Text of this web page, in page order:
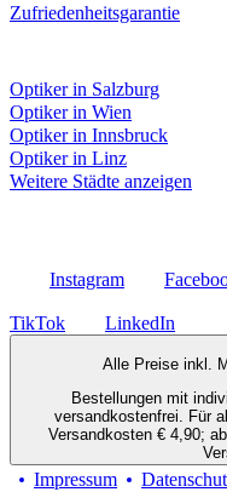
Zufriedenheitsgarantie
Optiker in Salzburg
Optiker in Wien
Optiker in Innsbruck
Optiker in Linz
Weitere Städte anzeigen
Instagram
TikTok LinkedIn
Alle Preise inkl.
Bestellungen mit
versandkostenfrei. Für
Versandkosten € 4,90;
Impressum